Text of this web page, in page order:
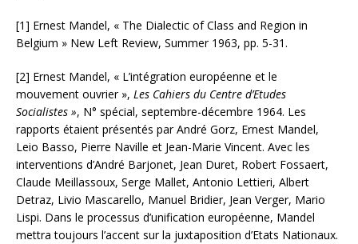
[1] Ernest Mandel, « The Dialectic of Class and Region in
Belgium » New Left Review, Summer 1963, pp. 5-31.
[2] Ernest Mandel, « L’intégration européenne et le
mouvement ouvrier », Les Cahiers du Centre d’Etudes
Socialistes », N° spécial, septembre-décembre 1964. Les
rapports étaient présentés par André Gorz, Ernest Mandel,
Leio Basso, Pierre Naville et Jean-Marie Vincent. Avec les
interventions d’André Barjonet, Jean Duret, Robert Fossaert,
Claude Meillassoux, Serge Mallet, Antonio Lettieri, Albert
Detraz, Livio Mascarello, Manuel Bridier, Jean Verger, Mario
Lispi. Dans le processus d’unification européenne, Mandel
mettra toujours l’accent sur la juxtaposition d’Etats Nationaux.